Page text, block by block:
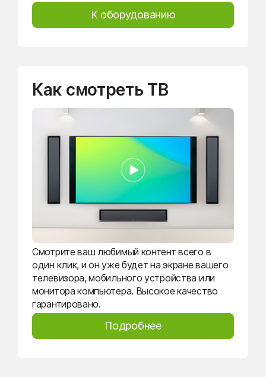
К оборудованию
Как смотреть ТВ
Смотрите ваш любимый контент всего в
один клик, и он уже будет на экране вашего
телевизора, мобильного устройства или
монитора компьютера. Высокое качество
гарантировано.
Подробнее